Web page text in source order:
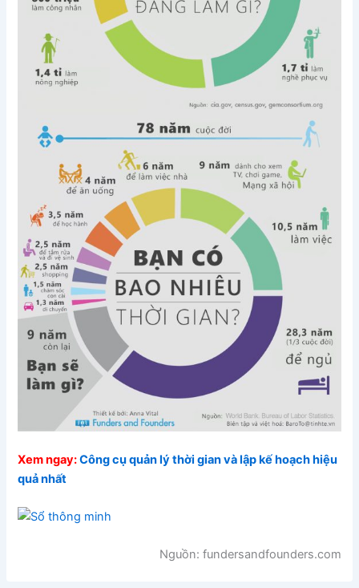
Xem ngay:Công cụ quản lý thời gian và lập kế hoạch hiệu
quả nhất
Nguồn: fundersandfounders.com​